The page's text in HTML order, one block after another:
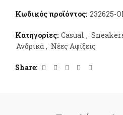
Κωδικός προϊόντος: 232625-
Κατηγορίες: Casual ,
Ανδρικά , Νέες Αφίξεις
Share